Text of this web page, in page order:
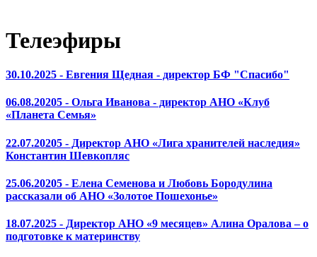
Телеэфиры
30.10.2025 - Евгения Щедная - директор БФ "Спасибо"
06.08.20205 - Ольга Иванова - директор АНО «Клуб
«Планета Семья»
22.07.20205 - Директор АНО «Лига хранителей наследия»
Константин Шевкопляс
25.06.20205 - Елена Семенова и Любовь Бородулина
рассказали об АНО «Золотое Пошехонье»
18.07.2025 - Директор АНО «9 месяцев» Алина Оралова – о
подготовке к материнству